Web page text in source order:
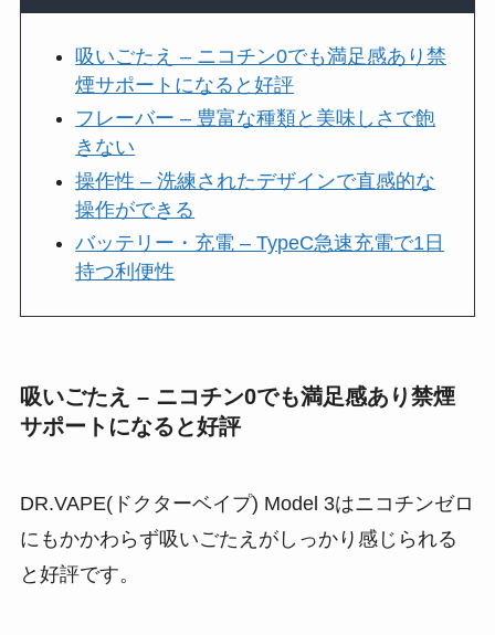
吸いごたえ – ニコチン0でも満足感あり禁
煙サポートになると好評
フレーバー – 豊富な種類と美味しさで飽
きない
操作性 – 洗練されたデザインで直感的な
操作ができる
バッテリー・充電 – TypeC急速充電で1日
持つ利便性
吸いごたえ – ニコチン0でも満足感あり禁煙
サポートになると好評
DR.VAPE(ドクターベイプ) Model 3はニコチンゼロ
にもかかわらず吸いごたえがしっかり感じられる
と好評です。